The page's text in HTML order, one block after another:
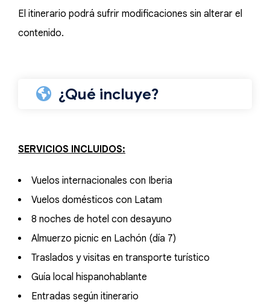
El itinerario podrá sufrir modificaciones sin alterar el
contenido.
¿Qué incluye?
SERVICIOS INCLUIDOS:
Vuelos internacionales con Iberia
Vuelos domésticos con Latam
8 noches de hotel con desayuno
Almuerzo picnic en Lachón (día 7)
Traslados y visitas en transporte turístico
Guía local hispanohablante
Entradas según itinerario